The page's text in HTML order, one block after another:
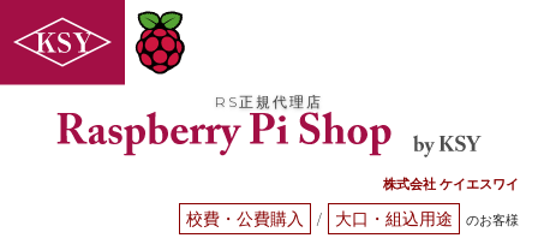
RS正規代理店
株式会社 ケイエスワイ
校費・公費購入 / 大口・組込用途 のお客様